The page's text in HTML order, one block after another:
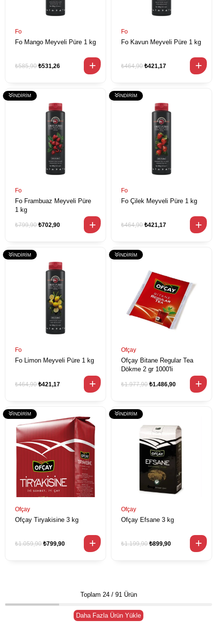
Fo
Fo Mango Meyveli Püre 1 kg
₺531,26
₺585,90
Fo
Fo Kavun Meyveli Püre 1 kg
₺421,17
₺464,90
Fo
Fo Frambuaz Meyveli Püre
1 kg
₺702,90
₺799,90
Fo
Fo Çilek Meyveli Püre 1 kg
₺421,17
₺464,90
Fo
Fo Limon Meyveli Püre 1 kg
₺421,17
₺464,90
Ofçay
Ofçay Bitane Regular Tea
Dökme 2 gr 1000'li
₺1.486,90
₺1.977,90
Ofçay
Ofçay Tiryakisine 3 kg
₺799,90
₺1.059,90
Ofçay
Ofçay Efsane 3 kg
₺899,90
₺1.199,90
Toplam 24/ 91 Ürün
Daha Fazla Ürün Yükle